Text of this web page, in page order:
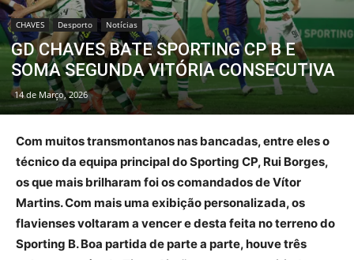
CHAVES Desporto Notícias
GD CHAVES BATE SPORTING CP B E
SOMA SEGUNDA VITÓRIA CONSECUTIVA
14 de Março, 2026
Com muitos transmontanos nas bancadas, entre eles o
técnico da equipa principal do Sporting CP, Rui Borges,
os que mais brilharam foi os comandados de Vítor
Martins. Com mais uma exibição personalizada, os
flavienses voltaram a vencer e desta feita no terreno do
Sporting B. Boa partida de parte a parte, houve três